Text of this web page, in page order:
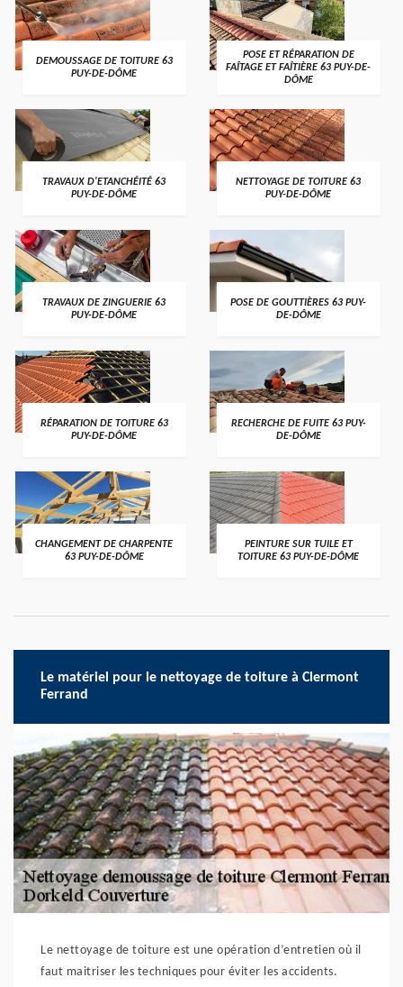
DEMOUSSAGE DE TOITURE 63
PUY-DE-DÔME
POSE ET RÉPARATION DE
FAÎTAGE ET FAÎTIÈRE 63 PUY-DE-
DÔME
TRAVAUX D'ETANCHÉITÉ 63
PUY-DE-DÔME
NETTOYAGE DE TOITURE 63
PUY-DE-DÔME
TRAVAUX DE ZINGUERIE 63
PUY-DE-DÔME
POSE DE GOUTTIÈRES 63 PUY-
DE-DÔME
RÉPARATION DE TOITURE 63
PUY-DE-DÔME
RECHERCHE DE FUITE 63 PUY-
DE-DÔME
CHANGEMENT DE CHARPENTE
63 PUY-DE-DÔME
PEINTURE SUR TUILE ET
TOITURE 63 PUY-DE-DÔME
Le matériel pour le nettoyage de toiture à Clermont
Ferrand
Le nettoyage de toiture est une opération d’entretien où il
faut maitriser les techniques pour éviter les accidents.